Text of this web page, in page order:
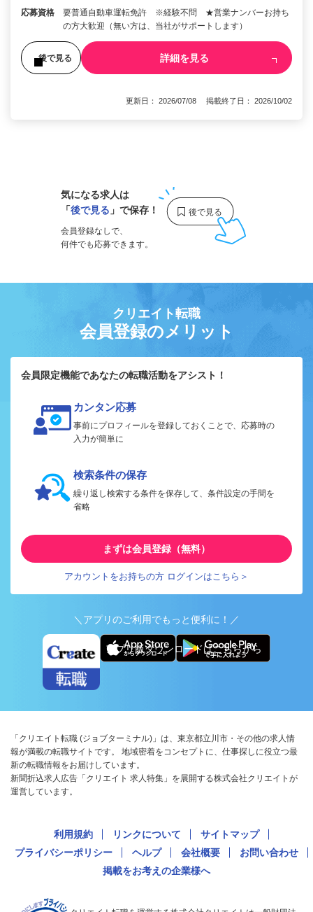
応募資格
要普通自動車運転免許 ※経験不問 ★営業ナンバーお持ち
の方大歓迎（無い方は、当社がサポートします）
後で見る 詳細を見る
更新日： 2026/07/08 掲載終了日： 2026/10/02
気になる求人は
「後で見る 」で保存！
会員登録なしで、
何件でも応募できます。
クリエイト転職
会員登録のメリット
会員限定機能であなたの転職活動をアシスト！
カンタン応募
事前にプロフィールを登録しておくことで、応募時の
入力が簡単に
検索条件の保存
繰り返し検索する条件を保存して、条件設定の手間を
省略
まずは会員登録（無料）
アカウントをお持ちの方 ログインはこちら＞
＼アプリのご利用でもっと便利に！／
アプリ版ダウンロードはこちらから
「クリエイト転職 (ジョブターミナル)」は、東京都立川市・その他の求人情
報が満載の転職サイトです。 地域密着をコンセプトに、仕事探しに役立つ最
新の転職情報をお届けしています。
新聞折込求人広告「クリエイト 求人特集」を展開する株式会社クリエイトが
運営しています。
利用規約 リンクについて
サイトマップ
プライバシーポリシー
ヘルプ 会社概要
お問い合わせ
掲載をお考えの企業様へ